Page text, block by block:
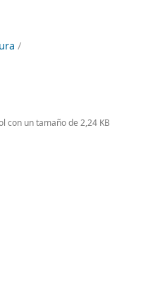
/
con un tamaño de 2,24 KB